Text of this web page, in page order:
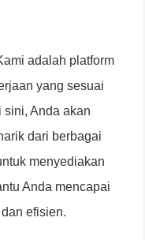
adalah platform
yang sesuai
sini, Anda akan
dari berbagai
menyediakan
Anda mencapai
efisien.